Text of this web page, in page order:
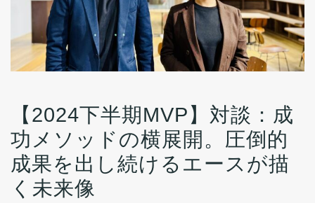
【2024下半期MVP】対談：成
功メソッドの横展開。圧倒的
成果を出し続けるエースが描
く未来像